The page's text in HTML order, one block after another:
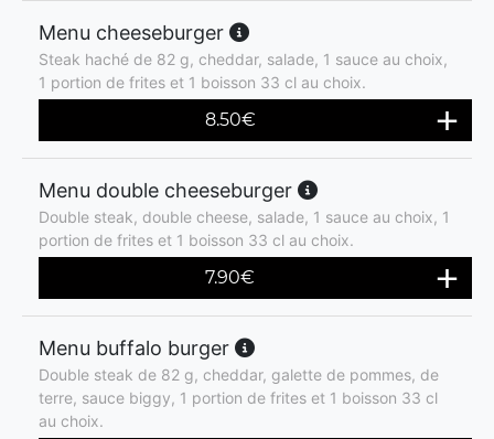
Menu cheeseburger
Steak haché de 82 g, cheddar, salade, 1 sauce au choix,
1 portion de frites et 1 boisson 33 cl au choix.
8.50€
Menu double cheeseburger
Double steak, double cheese, salade, 1 sauce au choix, 1
portion de frites et 1 boisson 33 cl au choix.
7.90€
Menu buffalo burger
Double steak de 82 g, cheddar, galette de pommes, de
terre, sauce biggy, 1 portion de frites et 1 boisson 33 cl
au choix.